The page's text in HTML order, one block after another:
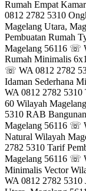
Rumah Empat
0812 2782 5310
Magelang Utara,
Pembuatan Rumah
Magelang 56116 ☏
Rumah Minimalis
☏ WA 0812 2782
Idaman Sederhana
WA 0812 2782 5310
60 Wilayah
5310 RAB
Magelang 56116 ☏
Natural Wilayah
2782 5310 Tarif
Magelang 56116 ☏
Minimalis Vector
WA 0812 2782 5310